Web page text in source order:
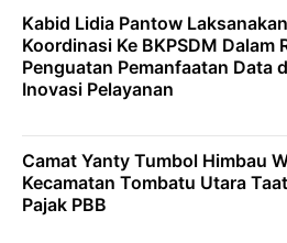
Kabid Lidia Pantow Laksanakan
Koordinasi Ke BKPSDM Dalam
Penguatan Pemanfaatan Data
Inovasi Pelayanan
Camat Yanty Tumbol Himbau
Kecamatan Tombatu Utara
Pajak PBB